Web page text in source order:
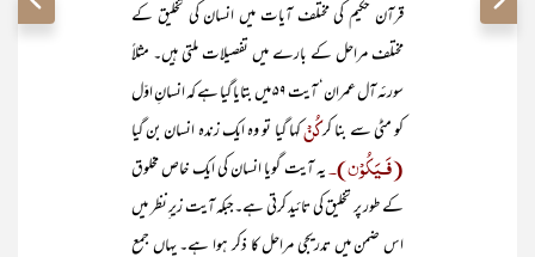
قرآن حکیم کی مختلف آیات میں انسان کی تخلیق کے
مختلف مراحل کے بارے میں تفصیلات ملتی ہیں۔ مثلاً
سورئہ آل عمران‘ آیت ۵۹ میں بتایا گیا ہے کہ انسانِ اوّل
کو مٹی سے بنا کرکُنْکہا گیا تو وہ ایک زندہ انسان بن گیا
(فَـیَکُوْن)۔یہ آیت گویا انسان کی ایک خاص مخلوق
کے طور پر تخلیق کی تائید کرتی ہے۔جبکہ آیت زیر ِنظر میں
اس ضمن میں تدریجی مراحل کا ذکر ہوا ہے۔ یہاں جمع